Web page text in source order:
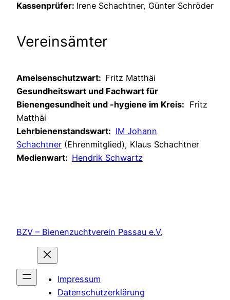
Kassenprüfer: Irene Schachtner, Günter Schröder
Vereinsämter
Ameisenschutzwart: Fritz Matthäi
Gesundheitswart und Fachwart für
Bienengesundheit und -hygiene im Kreis: Fritz
Matthäi
Lehrbienenstandswart: IM Johann
Schachtner (Ehrenmitglied), Klaus Schachtner
Medienwart: Hendrik Schwartz
BZV – Bienenzuchtverein Passau e.V.
Impressum
Datenschutzerklärung